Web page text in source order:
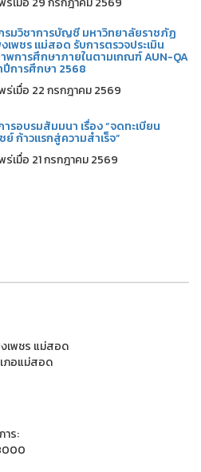
รมวิชาการบัญชี มหาวิทยาลัยราชภัฏ
เพชร แม่สอด รับการตรวจประเมิน
การศึกษาภายในตามเกณฑ์ AUN-QA
ปีการศึกษา 2568
ร่เมื่อ 22 กรกฎาคม 2569
ารอบรมสัมมนา เรื่อง “จดทะเบียน
ก้าวแรกสู่ความสำเร็จ”
ร่เมื่อ 21 กรกฎาคม 2569
เพชร แม่สอด
ภอแม่สอด
าร: